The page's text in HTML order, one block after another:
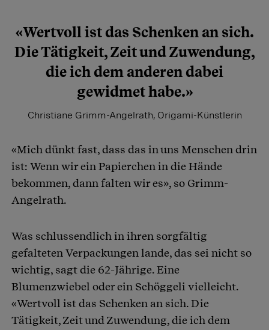
«Wertvoll ist das Schenken an sich.
Die Tätigkeit, Zeit und Zuwendung,
die ich dem anderen dabei
gewidmet habe.»
Christiane Grimm-Angelrath, Origami-Künstlerin
«Mich dünkt fast, dass das in uns Menschen drin
ist: Wenn wir ein Papierchen in die Hände
bekommen, dann falten wir es», so Grimm-
Angelrath.
Was schlussendlich in ihren sorgfältig
gefalteten Verpackungen lande, das sei nicht so
wichtig, sagt die 62-Jährige. Eine
Blumenzwiebel oder ein Schöggeli vielleicht.
«Wertvoll ist das Schenken an sich. Die
Tätigkeit, Zeit und Zuwendung, die ich dem